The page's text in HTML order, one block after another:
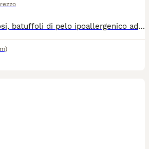
Dolcissimi e affettuosi, batuffoli di pelo ipoallergenico adatto agli allergici. Si cedono abituati a lettiera e tira graffi